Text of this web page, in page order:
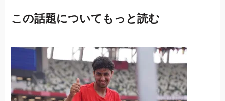
この話題についてもっと読む